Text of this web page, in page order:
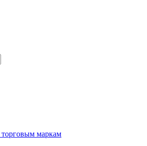
маркам